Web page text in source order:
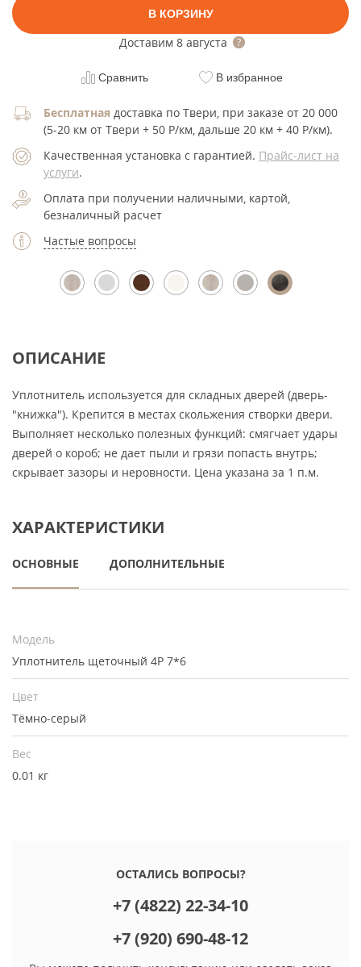
В КОРЗИНУ
Доставим 8 августа
Сравнить В избранное
Бесплатная доставка по Твери, при заказе от 20 000
(5-20 км от Твери + 50 Р/км, дальше 20 км + 40 Р/км).
Качественная установка с гарантией. Прайс-лист на
услуги.
Оплата при получении наличными, картой,
безналичный расчет
Частые вопросы
ОПИСАНИЕ
Уплотнитель используется для складных дверей (дверь-
"книжка"). Крепится в местах скольжения створки двери.
Выполняет несколько полезных функций: смягчает удары
дверей о короб; не дает пыли и грязи попасть внутрь;
скрывает зазоры и неровности. Цена указана за 1 п.м.
ХАРАКТЕРИСТИКИ
ОСНОВНЫЕ ДОПОЛНИТЕЛЬНЫЕ
Модель
Уплотнитель щеточный 4Р 7*6
Цвет
Тёмно-серый
Вес
0.01 кг
ОСТАЛИСЬ ВОПРОСЫ?
+7 (4822) 22-34-10
+7 (920) 690-48-12